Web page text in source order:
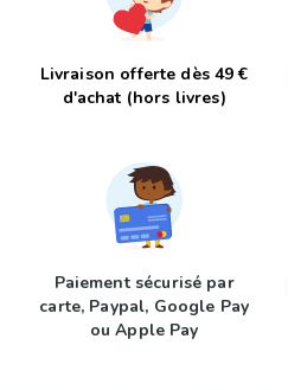
Livraison offerte dès 49 €
d'achat (hors livres)
Paiement sécurisé par
carte, Paypal, Google Pay
ou Apple Pay